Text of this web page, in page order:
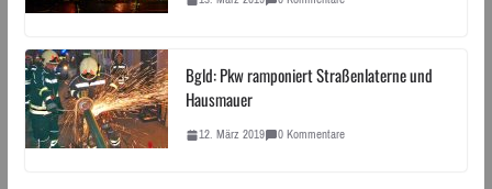
Bgld: Pkw ramponiert Straßenlaterne und
Hausmauer
12. März 2019 0 Kommentare